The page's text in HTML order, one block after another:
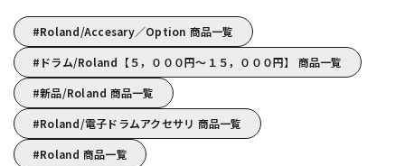
Roland/Accesary／Option 商品一覧
ドラム/Roland【５，０００円～１５，０００円】 商品一覧
新品/Roland 商品一覧
Roland/電子ドラムアクセサリ 商品一覧
Roland 商品一覧